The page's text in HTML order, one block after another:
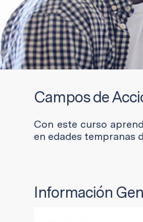
Campos de
Con este curso
en edades tempranas
Información